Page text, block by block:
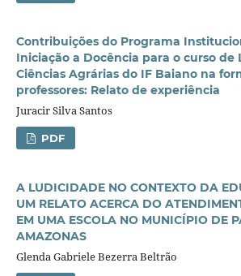
Contribuições do Programa
Iniciação a Docência para o curso de
Ciências Agrárias do IF Baiano na
professores: Relato de experiência
Juracir Silva Santos
PDF
A LUDICIDADE NO CONTEXTO DA
UM RELATO ACERCA DO
EM UMA ESCOLA NO MUNICÍPIO DE
AMAZONAS
Glenda Gabriele Bezerra Beltrão